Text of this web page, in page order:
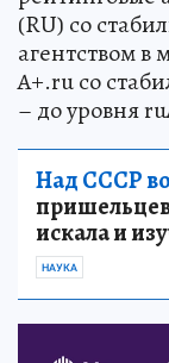
(RU) со
агентством в
A+.ru со
– до уровня
Над СССР
искала и
НАУКА